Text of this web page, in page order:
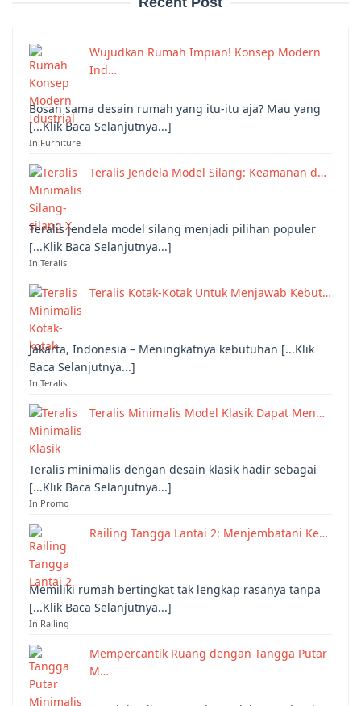
Wujudkan Rumah Impian! Konsep Modern
Ind…
Bosan sama desain rumah yang itu-itu aja? Mau yang
[...Klik Baca Selanjutnya...]
In Furniture
Teralis Jendela Model Silang: Keamanan d…
Teralis jendela model silang menjadi pilihan populer
[...Klik Baca Selanjutnya...]
In Teralis
Teralis Kotak-Kotak Untuk Menjawab Kebut…
Jakarta, Indonesia – Meningkatnya kebutuhan [...Klik
Baca Selanjutnya...]
In Teralis
Teralis Minimalis Model Klasik Dapat Men…
Teralis minimalis dengan desain klasik hadir sebagai
[...Klik Baca Selanjutnya...]
In Promo
Railing Tangga Lantai 2: Menjembatani Ke…
Memiliki rumah bertingkat tak lengkap rasanya tanpa
[...Klik Baca Selanjutnya...]
In Railing
Mempercantik Ruang dengan Tangga Putar
M…